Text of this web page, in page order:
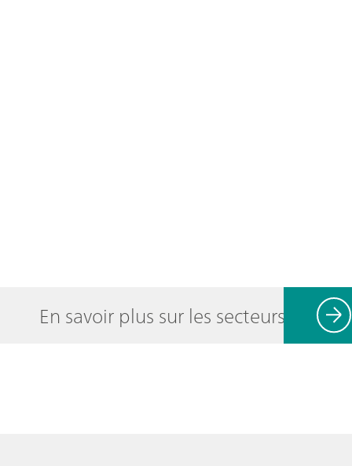
En savoir plus sur les secteurs